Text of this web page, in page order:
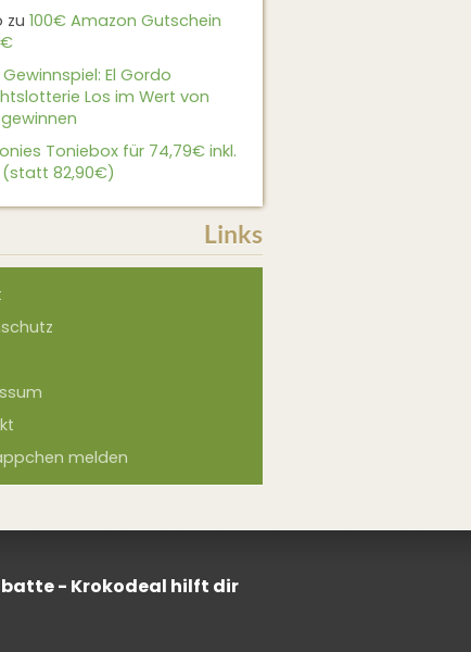
zu 100€ Amazon Gutschein
Gewinnspiel: El Gordo
Los im Wert von
Toniebox für 74,79€ inkl.
82,90€)
Links
melden
- Krokodeal hilft dir